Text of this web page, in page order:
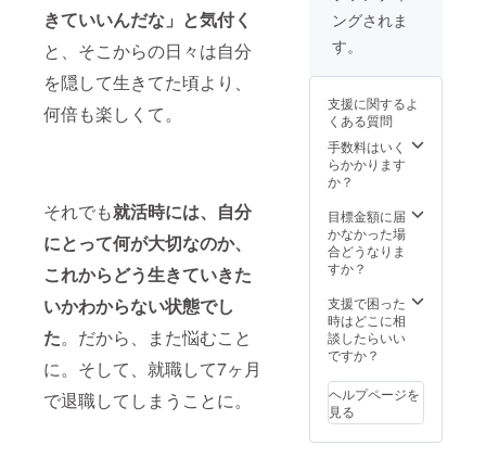
きていいんだな」と気付く
と、そこからの日々は自分
を隠して生きてた頃より、
何倍も楽しくて。
それでも就活時には、自分
にとって何が大切なのか、
これからどう生きていきた
いかわからない状態でし
た。だから、また悩むこと
に。そして、就職して7ヶ月
で退職してしまうことに。
ングされま
す。
支援に関するよ
くある質問
手数料はいく
らかかります
か？
目標金額に届
かなかった場
合どうなりま
すか？
支援で困った
時はどこに相
談したらいい
ですか？
ヘルプページを
見る